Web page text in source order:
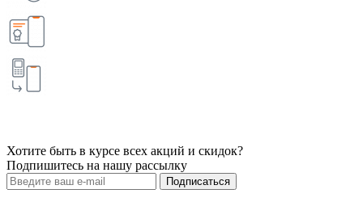
Хотите быть в курсе всех акций и скидок?
Подпишитесь на нашу рассылку
Подписаться